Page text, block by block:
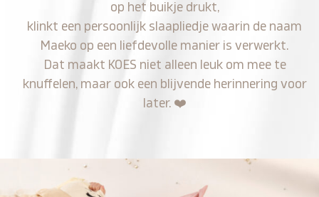
op het buikje drukt,
klinkt een persoonlijk slaapliedje waarin de naam
Maeko op een liefdevolle manier is verwerkt.
Dat maakt KOES niet alleen leuk om mee te
knuffelen, maar ook een blijvende herinnering voor
later. ❤️